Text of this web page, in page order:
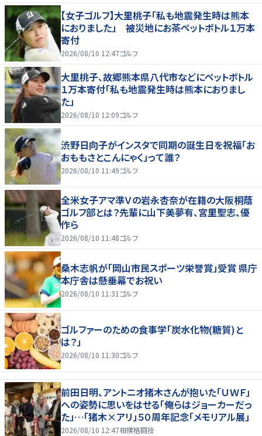
【女子ゴルフ】大里桃子「私も地震発生時は熊本
におりました」 被災地にお茶ペットボトル１万本
寄付
2026/08/10 12:47ゴルフ
大里桃子、故郷熊本県八代市などにペットボトル
１万本寄付「私も地震発生時は熊本におりまし
た」
2026/08/10 12:09ゴルフ
渋野日向子がインスタで同期の誕生日を祝福「お
おももさとこんにゃく」って誰？
2026/08/10 11:49ゴルフ
全米女子アマ準Ｖの岩永杏奈が在籍の大阪桐蔭
ゴルフ部とは？先輩に山下美夢有、宮里聖志、優
作ら
2026/08/10 11:48ゴルフ
桑木志帆が「岡山市民スポーツ栄誉賞」受賞 県庁
本庁舎は懸垂幕でお祝い
2026/08/10 11:31 ゴルフ
ゴルファーのための食事学「炭水化物(糖質)と
は？」
2026/08/10 11:30ゴルフ
前田日明、アントニオ猪木さんが抱いた「ＵＷＦ」
への姿勢に思いをはせる「俺らはジョーカーだっ
た」…「猪木×アリ」５０周年記念「メモリアル展」
2026/08/10 12:47相撲格闘技